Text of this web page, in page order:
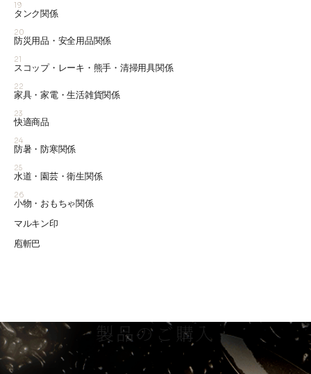
19
タンク関係
20
防災用品・安全用品関係
21
スコップ・レーキ・熊手・清掃用具関係
22
家具・家電・生活雑貨関係
23
快適商品
24
防暑・防寒関係
25
水道・園芸・衛生関係
26
小物・おもちゃ関係
マルキン印
庖斬巴
製品のご購入